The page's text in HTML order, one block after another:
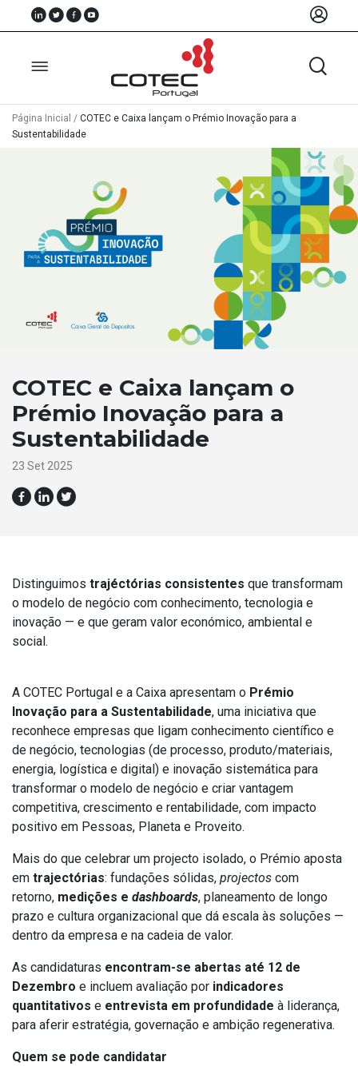
Associados
Recursos
Eventos
Página Inicial / COTEC e Caixa lançam o Prémio Inovação para a
Sustentabilidade
COTEC e Caixa lançam o
Prémio Inovação para a
Sustentabilidade
23 Set 2025
Distinguimos trajéctórias consistentes que transformam
o modelo de negócio com conhecimento, tecnologia e
inovação — e que geram valor económico, ambiental e
social.
A COTEC Portugal e a Caixa apresentam o Prémio
Inovação para a Sustentabilidade, uma iniciativa que
reconhece empresas que ligam conhecimento científico e
de negócio, tecnologias (de processo, produto/materiais,
energia, logística e digital) e inovação sistemática para
transformar o modelo de negócio e criar vantagem
competitiva, crescimento e rentabilidade, com impacto
positivo em Pessoas, Planeta e Proveito.
Mais do que celebrar um projecto isolado, o Prémio aposta
em trajectórias: fundações sólidas, projectos com
retorno, medições e dashboards, planeamento de longo
prazo e cultura organizacional que dá escala às soluções —
dentro da empresa e na cadeia de valor.
As candidaturas encontram-se abertas até 12 de
Dezembro e incluem avaliação por indicadores
quantitativos e entrevista em profundidade à liderança,
para aferir estratégia, governação e ambição regenerativa.
Quem se pode candidatar